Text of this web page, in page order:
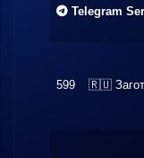
Telegram
599 🇷🇺